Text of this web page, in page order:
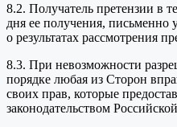
8.2. Получатель претензии в
дня ее получения, письменно
о результатах рассмотрения
8.3. При невозможности
порядке любая из Сторон
своих прав, которые
законодательством